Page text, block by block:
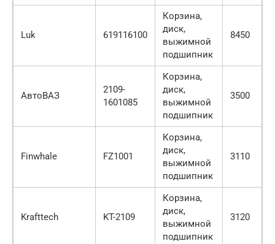
Luk 619116100
Корзина,
диск,
выжимной
подшипник
8450
АвтоВАЗ
2109-
1601085
Корзина,
диск,
выжимной
подшипник
3500
Finwhale FZ1001
Корзина,
диск,
выжимной
подшипник
3110
Krafttech KT-2109
Корзина,
диск,
выжимной
подшипник
3120